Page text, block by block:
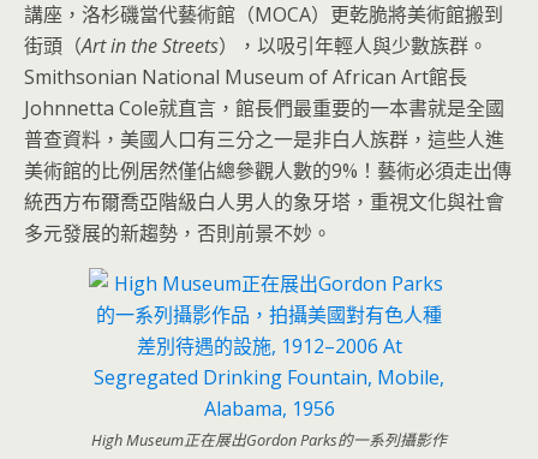
講座，洛杉磯當代藝術館（MOCA）更乾脆將美術館搬到
街頭（Art in the Streets），以吸引年輕人與少數族群。
Smithsonian National Museum of African Art館長
Johnnetta Cole就直言，館長們最重要的一本書就是全國
普查資料，美國人口有三分之一是非白人族群，這些人進
美術館的比例居然僅佔總參觀人數的9%！藝術必須走出傳
統西方布爾喬亞階級白人男人的象牙塔，重視文化與社會
多元發展的新趨勢，否則前景不妙。
High Museum正在展出Gordon Parks的一系列攝影作